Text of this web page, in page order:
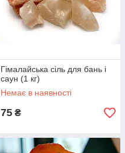
Гімалайська сіль для бань і
саун (1 кг)
Немає в наявності
75 ₴